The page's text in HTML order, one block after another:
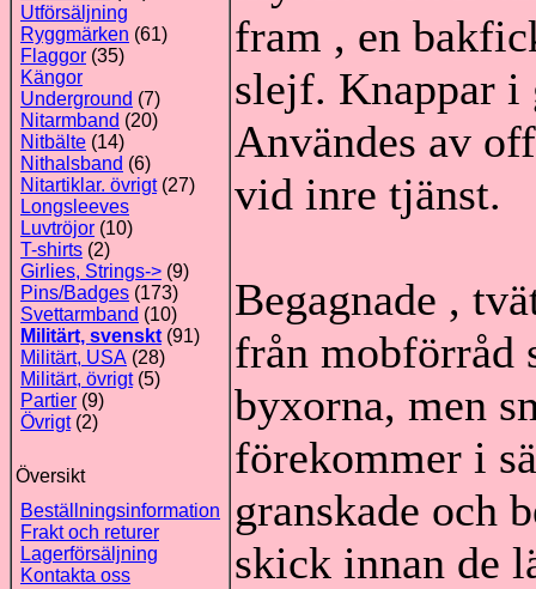
Utförsäljning
Ryggmärken (61)
Flaggor (35)
Kängor
Underground (7)
Nitarmband (20)
Nitbälte (14)
Nithalsband (6)
Nitartiklar. övrigt(27)
Longsleeves
Luvtröjor (10)
T-shirts (2)
Girlies, Strings-> (9)
Pins/Badges (173)
Svettarmband (10)
Militärt, svenskt (91)
Militärt, USA (28)
Militärt, övrigt(5)
Partier (9)
Övrigt(2)
Översikt
Beställningsinformation
Frakt och returer
Lagerförsäljning
Kontakta oss
fram , en
slejf. Knappar
Användes av
vid inre tjänst.
Begagnade ,
från mobförråd
byxorna, men
förekommer i
granskade och
skick innan de